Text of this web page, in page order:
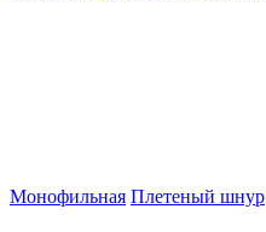
Монофильная Плетеный шнур